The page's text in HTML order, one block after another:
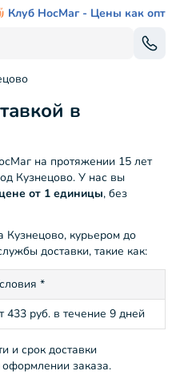
Клуб НосМаг - Цены как опт
в
на протяжении 15 лет
Кузнецово. У нас вы
от 1 единицы, без
Кузнецово, курьером до
доставки, такие как:
*
433 руб. в течение 9 дней
и срок доставки
заказа.